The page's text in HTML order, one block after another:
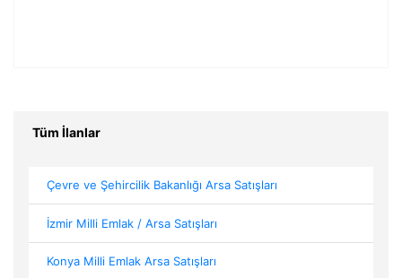
Tüm İlanlar
Çevre ve Şehircilik Bakanlığı Arsa Satışları
İzmir Milli Emlak / Arsa Satışları
Konya Milli Emlak Arsa Satışları